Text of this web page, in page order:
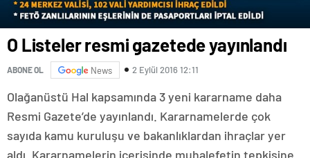
O Listeler resmi gazetede yayınlandı
ABONE OL News 2 Eylül 2016 12:11
Olağanüstü Hal kapsamında 3 yeni kararname daha
Resmi Gazete’de yayınlandı. Kararnamelerde çok
sayıda kamu kuruluşu ve bakanlıklardan ihraçlar yer
aldı. Kararnamelerin içerisinde muhalefetin tepkisine